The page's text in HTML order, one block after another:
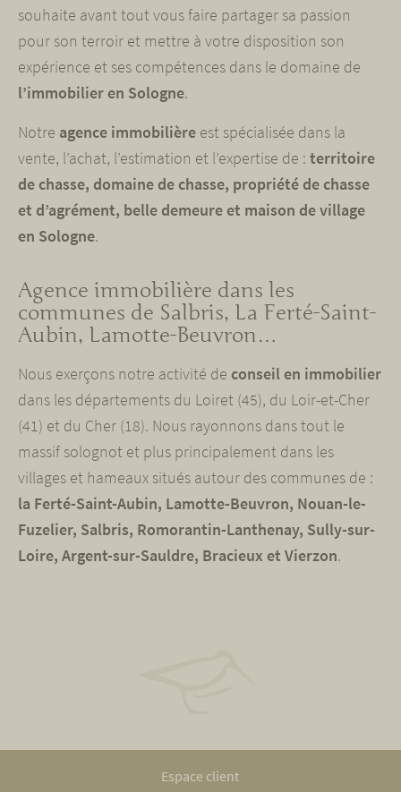
souhaite avant tout vous faire partager sa passion
pour son terroir et mettre à votre disposition son
expérience et ses compétences dans le domaine de
l’immobilier en Sologne.
Notre agence immobilière est spécialisée dans la
vente, l’achat, l’estimation et l’expertise de : territoire
de chasse, domaine de chasse, propriété de chasse
et d’agrément, belle demeure et maison de village
en Sologne.
Agence immobilière dans les
communes de Salbris, La Ferté-Saint-
Aubin, Lamotte-Beuvron…
Nous exerçons notre activité de conseil en immobilier
dans les départements du Loiret (45), du Loir-et-Cher
(41) et du Cher (18). Nous rayonnons dans tout le
massif solognot et plus principalement dans les
villages et hameaux situés autour des communes de :
la Ferté-Saint-Aubin, Lamotte-Beuvron, Nouan-le-
Fuzelier, Salbris, Romorantin-Lanthenay, Sully-sur-
Loire, Argent-sur-Sauldre, Bracieux et Vierzon.
Espace client